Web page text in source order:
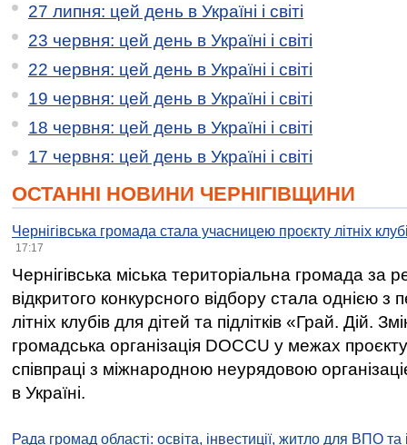
27 липня: цей день в Україні і світі
23 червня: цей день в Україні і світі
22 червня: цей день в Україні і світі
19 червня: цей день в Україні і світі
18 червня: цей день в Україні і світі
17 червня: цей день в Україні і світі
ОСТАННІ НОВИНИ ЧЕРНІГІВЩИНИ
Чернігівська громада стала учасницею проєкту літніх
17:17
Чернігівська міська територіальна громада за
відкритого конкурсного відбору стала однією
літніх клубів для дітей та підлітків «Грай. Дій.
громадська організація DOCCU у межах
співпраці з міжнародною неурядовою
в Україні.
Рада громад області: освіта, інвестиції, житло для ВПО